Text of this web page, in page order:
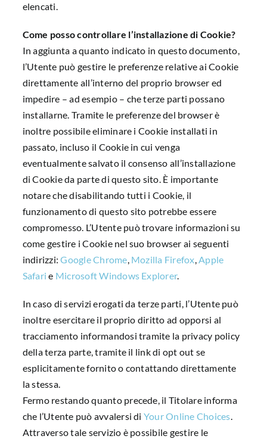
elencati.
Come posso controllare l’installazione di Cookie?
In aggiunta a quanto indicato in questo documento,
l’Utente può gestire le preferenze relative ai Cookie
direttamente all’interno del proprio browser ed
impedire – ad esempio – che terze parti possano
installarne. Tramite le preferenze del browser è
inoltre possibile eliminare i Cookie installati in
passato, incluso il Cookie in cui venga
eventualmente salvato il consenso all’installazione
di Cookie da parte di questo sito. È importante
notare che disabilitando tutti i Cookie, il
funzionamento di questo sito potrebbe essere
compromesso. L’Utente può trovare informazioni su
come gestire i Cookie nel suo browser ai seguenti
indirizzi:Google Chrome, Mozilla Firefox,Apple
Safari e Microsoft Windows Explorer.
In caso di servizi erogati da terze parti, l’Utente può
inoltre esercitare il proprio diritto ad opporsi al
tracciamento informandosi tramite la privacy policy
della terza parte, tramite il link di opt out se
esplicitamente fornito o contattando direttamente
la stessa.
Fermo restando quanto precede, il Titolare informa
che l’Utente può avvalersi di Your Online Choices.
Attraverso tale servizio è possibile gestire le